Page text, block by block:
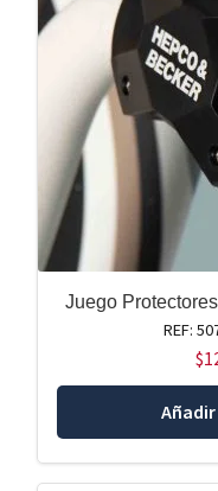
Juego
REF:
$